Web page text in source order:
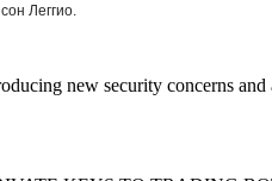
Леггио.
new security concerns and